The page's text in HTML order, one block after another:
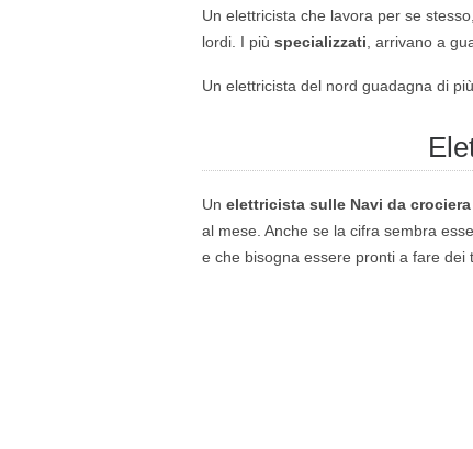
Un elettricista che lavora per se
lordi. I più specializzati , arrivano a
Un elettricista del nord guadagna di
Un elettricista sulle Navi da crociera
al mese. Anche se la cifra sembra
e che bisogna essere pronti a fare dei